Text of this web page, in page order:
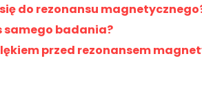
do rezonansu
samego badania?
przed rezonansem